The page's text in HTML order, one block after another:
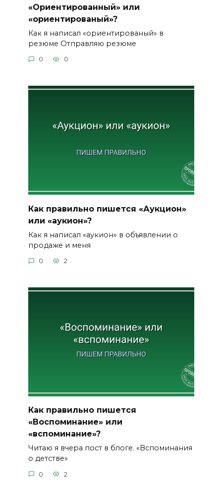
«Ориентированный» или
«ориентированый»?
Как я написал «ориентированый» в
резюме Отправляю резюме
0 0
Как правильно пишется «Аукцион»
или «аукион»?
Как я написал «аукион» в объявлении о
продаже и меня
0 2
Как правильно пишется
«Воспоминание» или
«вспоминание»?
Читаю я вчера пост в блоге. «Вспоминания
о детстве»
0 2